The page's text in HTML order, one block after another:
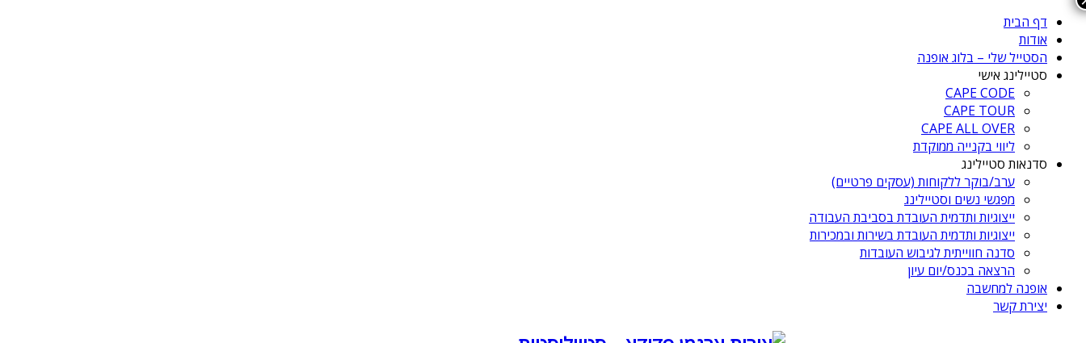
דף הבית
אודות
הסטייל שלי – בלוג אופנה
סטיילינג אישי
CAPE CODE
CAPE TOUR
CAPE ALL OVER
ליווי בקנייה ממוקדת
סדנאות סטיילינג
ערב/בוקר ללקוחות (עסקים פרטיים)
מפגשי נשים וסטיילינג
ייצוגיות ותדמית העובדת בסביבת העבודה
ייצוגיות ותדמית העובדת בשירות ובמכירות
סדנה חווייתית לגיבוש העובדות
הרצאה בכנס/יום עיון
אופנה למחשבה
יצירת קשר